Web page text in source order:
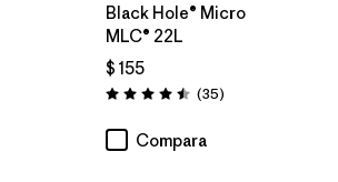
Black Hole® Micro
MLC® 22L
$ 155
Valoración: 4.5 / 5
(35Comentarios
)
Compara